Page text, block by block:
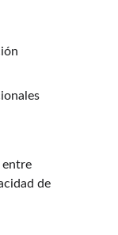
entre
de